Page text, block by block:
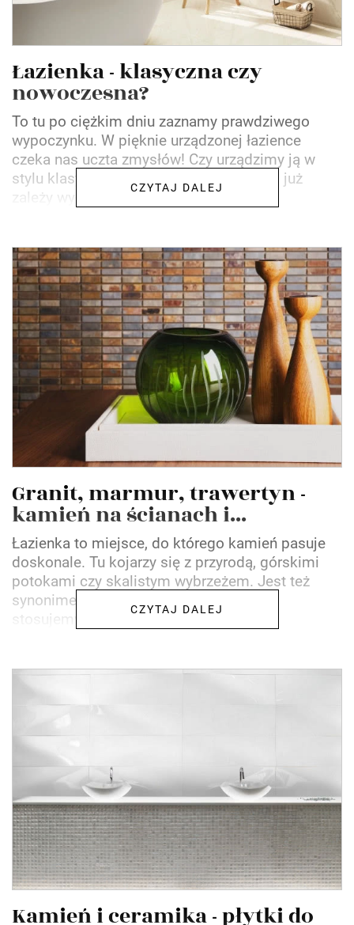
Łazienka - klasyczna czy
nowoczesna?
To tu po ciężkim dniu zaznamy prawdziwego
wypoczynku. W pięknie urządzonej łazience
czeka nas uczta zmysłów! Czy urządzimy ją w
stylu klasycznym, czy nowoczesnym - to już
zależy wyłącznie od nas.
CZYTAJ DALEJ
Granit, marmur, trawertyn -
kamień na ścianach i...
Łazienka to miejsce, do którego kamień pasuje
doskonale. Tu kojarzy się z przyrodą, górskimi
potokami czy skalistym wybrzeżem. Jest też
synonimem luksusu. W łazience kamień
stosujemy najczęściej na...
CZYTAJ DALEJ
Kamień i ceramika - płytki do